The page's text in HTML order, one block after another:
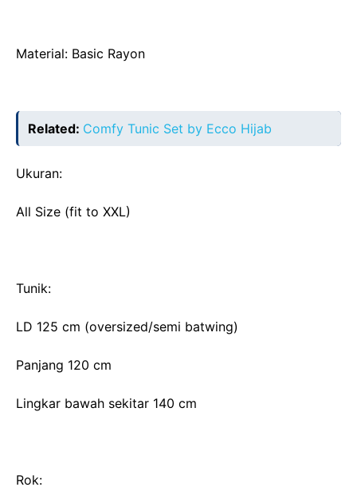
Material: Basic Rayon
Related: Comfy Tunic Set by Ecco Hijab
Ukuran:
All Size (fit to XXL)
Tunik:
LD 125 cm (oversized/semi batwing)
Panjang 120 cm
Lingkar bawah sekitar 140 cm
Rok: